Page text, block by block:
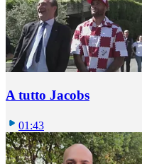
A tutto Jacobs
01:43